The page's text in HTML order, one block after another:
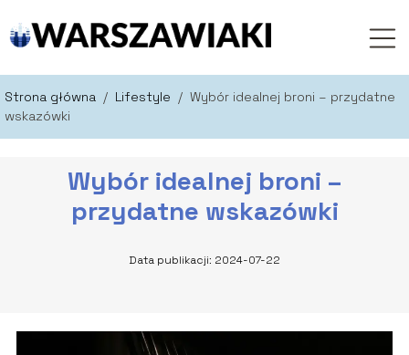
Strona główna / Lifestyle / Wybór idealnej broni – przydatne
wskazówki
Wybór idealnej broni –
przydatne wskazówki
Data publikacji: 2024-07-22